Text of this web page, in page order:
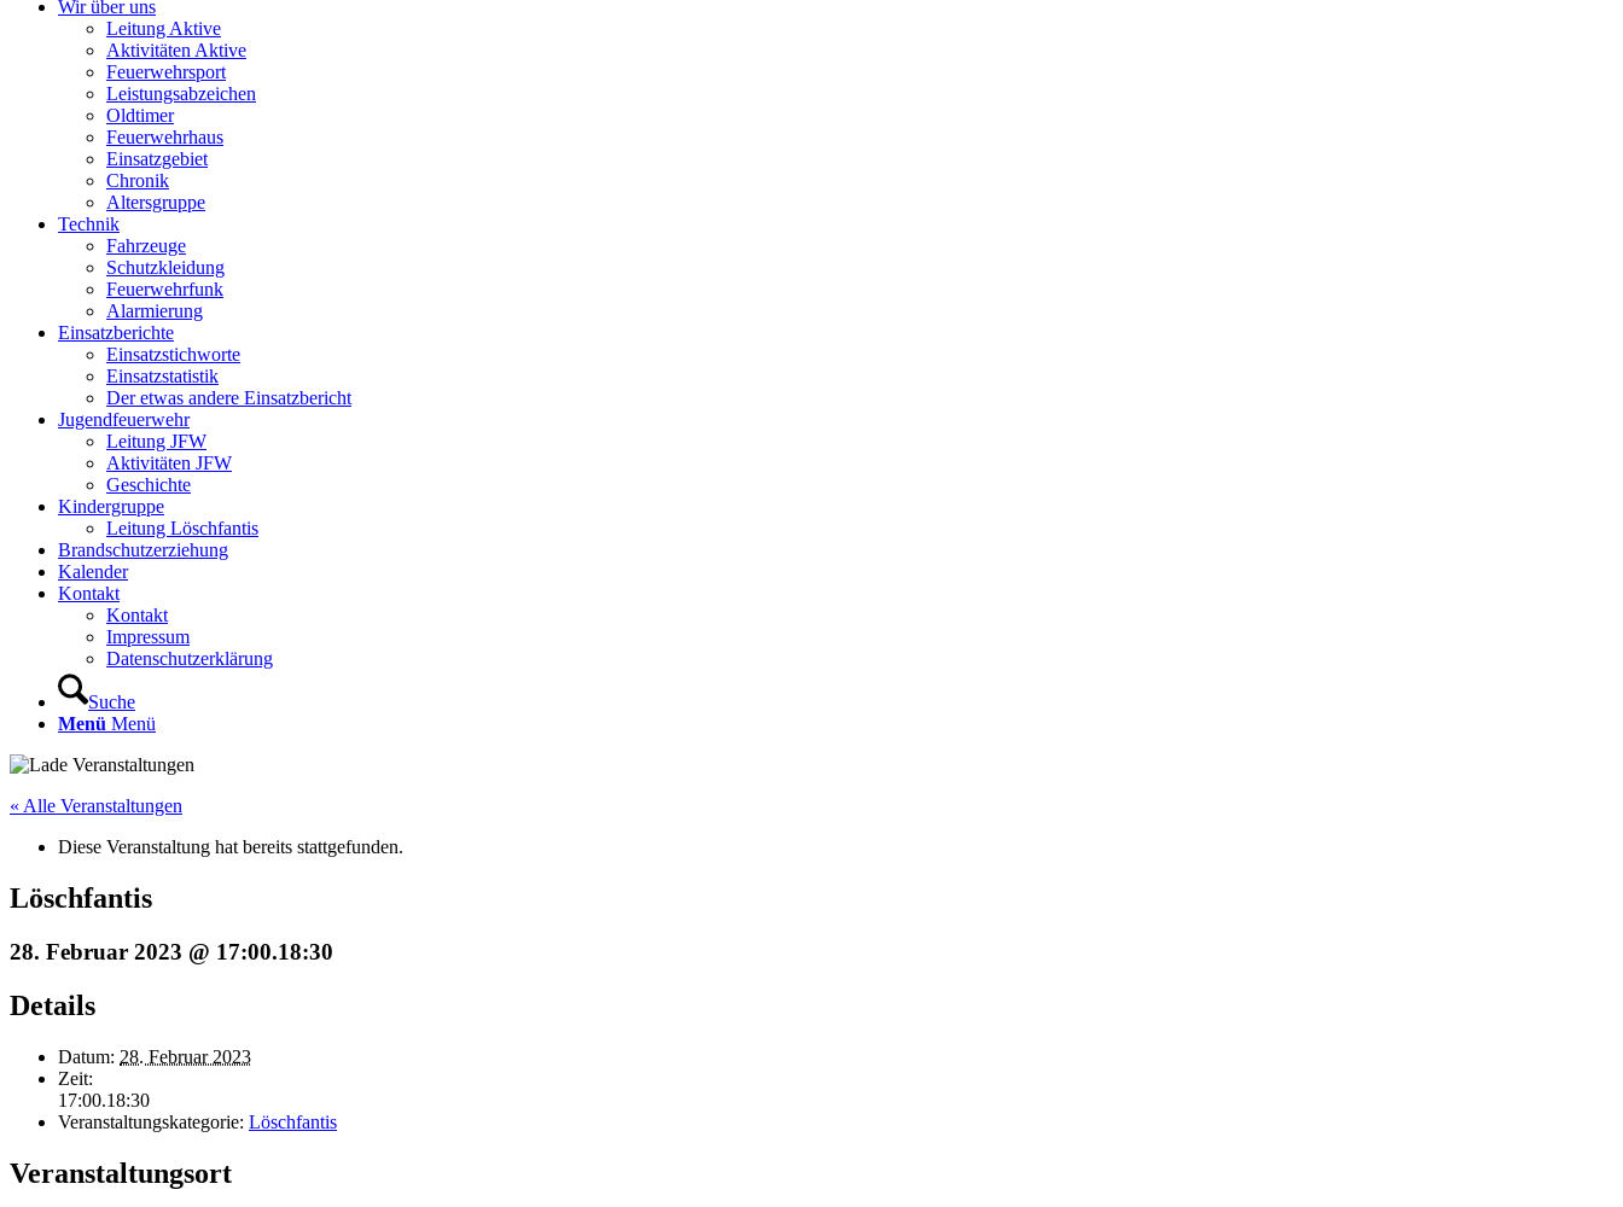
Wir über uns
Leitung Aktive
Aktivitäten Aktive
Feuerwehrsport
Leistungsabzeichen
Oldtimer
Feuerwehrhaus
Einsatzgebiet
Chronik
Altersgruppe
Technik
Fahrzeuge
Schutzkleidung
Feuerwehrfunk
Alarmierung
Einsatzberichte
Einsatzstichworte
Einsatzstatistik
Der etwas andere Einsatzbericht
Jugendfeuerwehr
Leitung JFW
Aktivitäten JFW
Geschichte
Kindergruppe
Leitung Löschfantis
Brandschutzerziehung
Kalender
Kontakt
Kontakt
Impressum
Datenschutzerklärung
Suche
Menü Menü
« Alle Veranstaltungen
Diese Veranstaltung hat bereits stattgefunden.
Löschfantis
28. Februar 2023 @ 17:00.18:30
Details
Datum: 28. Februar 2023
Zeit:
17:00.18:30
Veranstaltungskategorie: Löschfantis
Veranstaltungsort